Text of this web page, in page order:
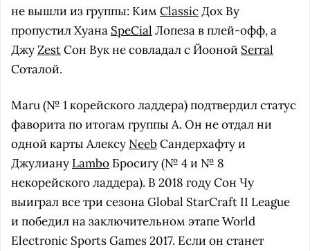
не вышли из группы: Ким ClassicДох Ву
пропустил Хуана SpeCial Лопеза в плей-офф, а
ДжуZestСон Вук не совладал с Йооной Serral
Соталой.
Maru (№ 1 корейского ладдера) подтвердил статус
фаворита по итогам группы A. Он не отдал ни
одной карты Алексу NeebСандерхафту и
Джулиану Lambo Бросигу (№ 4 и № 8
некорейского ладдера). В 2018 году Сон Чу
выиграл все три сезона Global StarCraft II League
и победил на заключительном этапе World
Electronic Sports Games 2017. Если он станет